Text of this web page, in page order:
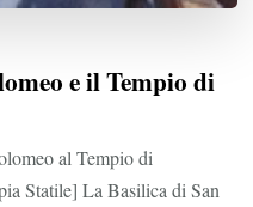
e il Tempio di
al Tempio di
Statile] La Basilica di San